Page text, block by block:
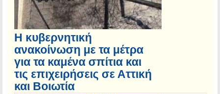
Η κυβερνητική
ανακοίνωση με τα μέτρα
για τα καμένα σπίτια και
τις επιχειρήσεις σε Αττική
και Βοιωτία